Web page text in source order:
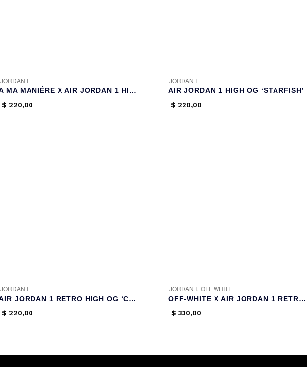
JORDAN I
A MA MANIÉRE X AIR JORDAN 1 HIGH OG ‘AIRNESS’
$ 220,00
JORDAN I
AIR JORDAN 1 HIGH OG ‘STARFISH’
$ 220,00
JORDAN I
AIR JORDAN 1 RETRO HIGH OG ‘CHICAGO LOST & FOUND’
$ 220,00
JORDAN I ,OFF WHITE
OFF-WHITE X AIR JORDAN 1 RETRO HIGH OG ‘UNC’
$ 330,00